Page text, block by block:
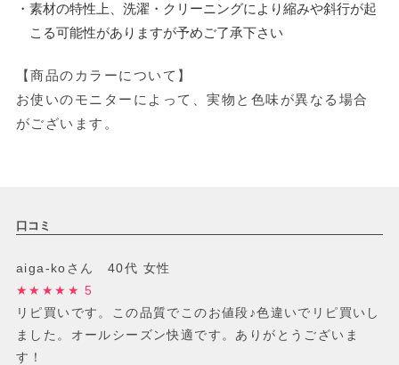
・素材の特性上、洗濯・クリーニングにより縮みや斜行が起
こる可能性がありますが予めご了承下さい
【商品のカラーについて】
お使いのモニターによって、実物と色味が異なる場合
がございます。
口コミ
aiga-koさん 40代 女性
★★★★★ 5
リピ買いです。この品質でこのお値段♪色違いでリピ買いし
ました。オールシーズン快適です。ありがとうございま
す！